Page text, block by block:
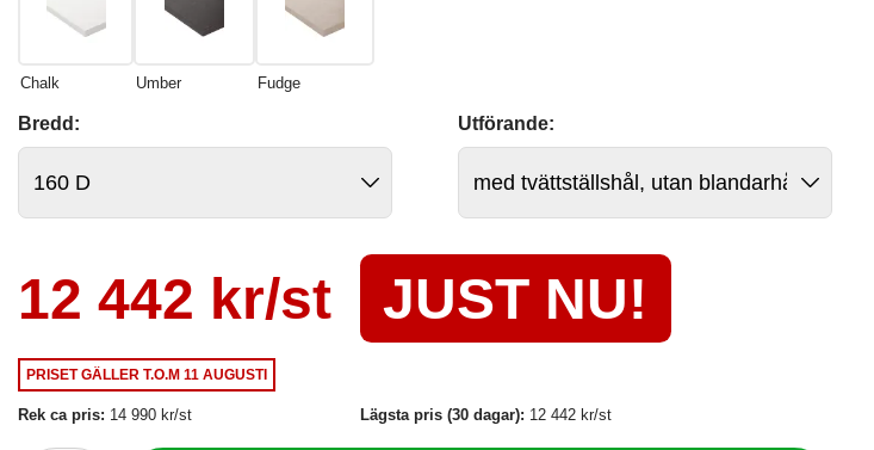
Chalk Umber Fudge
Bredd: Utförande:
12 442 kr/st JUST NU!
PRISET GÄLLERT.O.M 11 AUGUSTI
Rek ca pris: 14 990 kr/st Lägsta pris (30 dagar): 12 442 kr/st